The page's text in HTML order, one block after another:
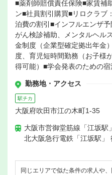
■薬剤師賠償責任保険■家賃補
ン■社員割引購買■リロクラブ
泊費の割引■インフルエンザ予
がん検診補助、メンタルヘル
金制度（企業型確定拠出年金
度、育児短時間勤務（お子様
得可能）■学会発表のための
勤務地・アクセス
駅チカ
大阪府吹田市江の木町1-35
大阪市営御堂筋線「江坂駅
北大阪急行電鉄「江坂駅」
同じエリアで似た条件の求人や